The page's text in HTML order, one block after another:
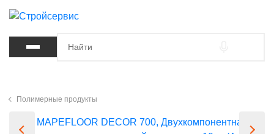
Полимерные продукты